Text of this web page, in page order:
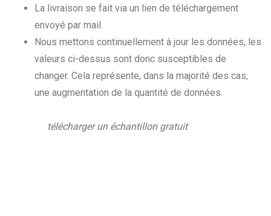
La livraison se fait via un lien de téléchargement
envoyé par mail.
Nous mettons continuellement à jour les données, les
valeurs ci-dessus sont donc susceptibles de
changer. Cela représente, dans la majorité des cas,
une augmentation de la quantité de données.
télécharger un échantillon gratuit